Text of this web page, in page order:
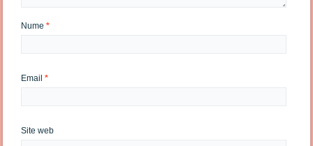
Nume*
Email*
Site web